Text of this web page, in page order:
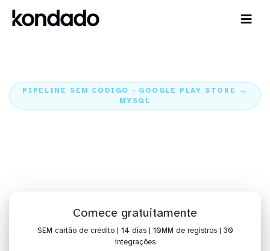
PIPELINE SEM CÓDIGO · GOOGLE PLAY STORE →
MYSQL
Comece gratuitamente
SEM cartão de crédito | 14 dias | 10MM de registros | 30
integrações